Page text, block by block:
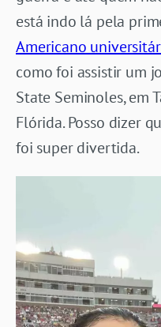
está indo lá pela
Americano
como foi assistir um
State Seminoles, em
Flórida. Posso dizer
foi super divertida.